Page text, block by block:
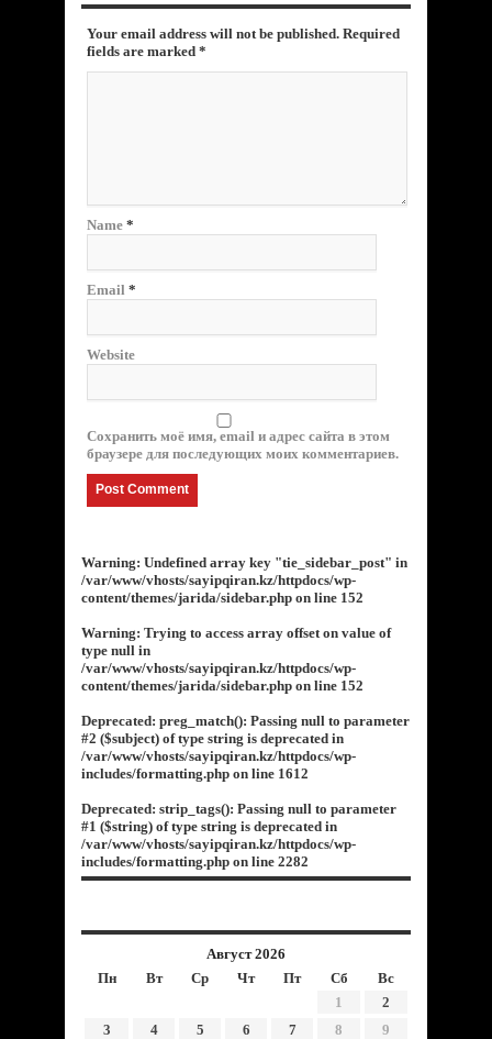
Your email address will not be published. Required
fields are marked *
Name *
Email *
Website
Сохранить моё имя, email и адрес сайта в этом
браузере для последующих моих комментариев.
Warning: Undefined array key "tie_sidebar_post" in
/var/www/vhosts/sayipqiran.kz/httpdocs/wp-
content/themes/jarida/sidebar.php on line 152
Warning: Trying to access array offset on value of
type null in
/var/www/vhosts/sayipqiran.kz/httpdocs/wp-
content/themes/jarida/sidebar.php on line 152
Deprecated: preg_match(): Passing null to parameter
#2 ($subject) of type string is deprecated in
/var/www/vhosts/sayipqiran.kz/httpdocs/wp-
includes/formatting.php on line 1612
Deprecated: strip_tags(): Passing null to parameter
#1 ($string) of type string is deprecated in
/var/www/vhosts/sayipqiran.kz/httpdocs/wp-
includes/formatting.php on line 2282
Август 2026
Пн
Вт Ср Чт Пт Сб
Вс
1
2
3
4 5 6 7 8
9